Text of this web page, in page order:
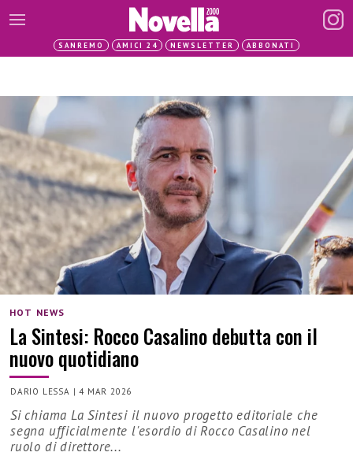
SANREMO AMICI 24 NEWSLETTER ABBONATI
HOT NEWS
La Sintesi: Rocco Casalino debutta con il
nuovo quotidiano
DARIO LESSA |4 MAR 2026
Si chiama La Sintesi il nuovo progetto editoriale che
segna ufficialmente l'esordio di Rocco Casalino nel
ruolo di direttore...